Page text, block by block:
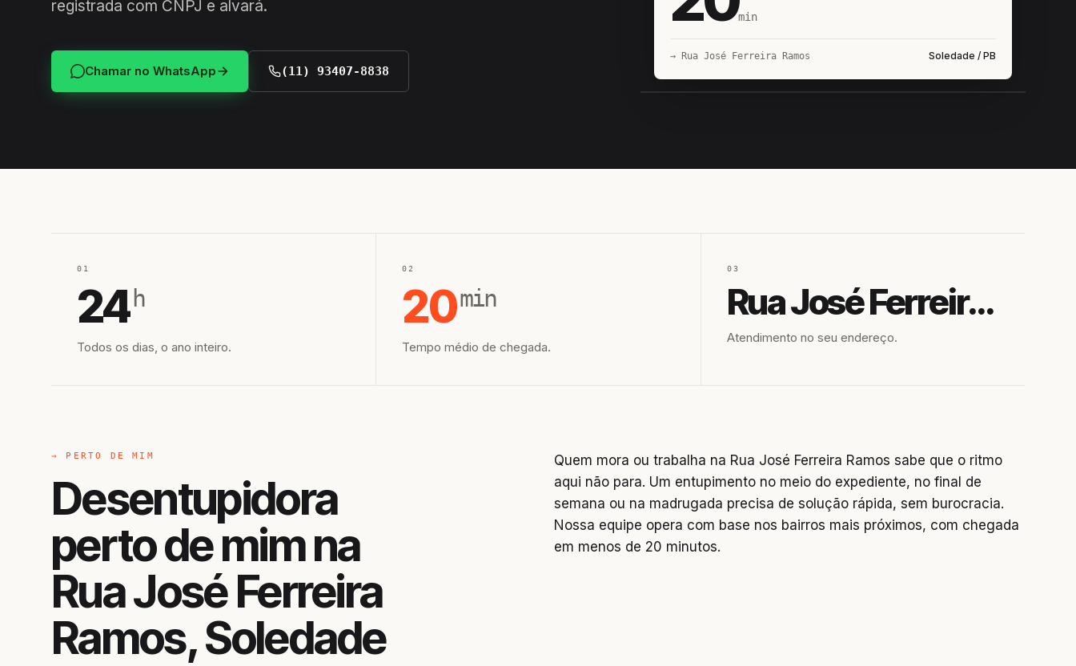
registrada com CNPJ e alvará.
Chamar no WhatsApp (11) 93407-8838
min
→ Rua José Ferreira Ramos Soledade / PB
01
24 h
Todos os dias, o ano inteiro.
02
20min
Tempo médio de chegada.
03
Rua José Ferreira Ramos
Atendimento no seu endereço.
→ PERTO DE MIM
Desentupidora
perto de mim na
Rua José Ferreira
Ramos, Soledade
Quem mora ou trabalha na Rua José Ferreira Ramos sabe que o ritmo
aqui não para. Um entupimento no meio do expediente, no final de
semana ou na madrugada precisa de solução rápida, sem burocracia.
Nossa equipe opera com base nos bairros mais próximos, com chegada
em menos de 20 minutos.